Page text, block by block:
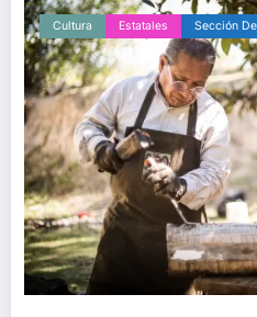
Cultura Estatales Sección